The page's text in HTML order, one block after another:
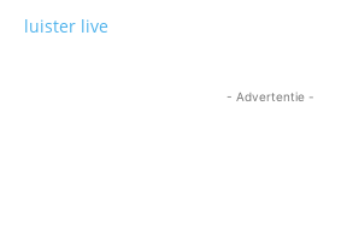
luister live
- Advertentie -